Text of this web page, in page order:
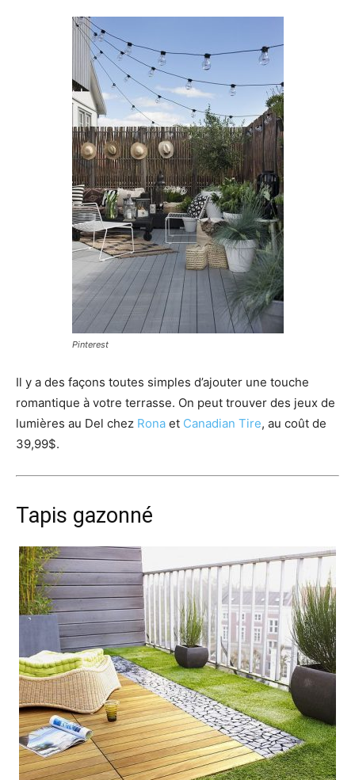
Pinterest
Il y a des façons toutes simples d’ajouter une touche
romantique à votre terrasse. On peut trouver des jeux de
lumières au Del chez Rona et Canadian Tire, au coût de
39,99$.
Tapis gazonné